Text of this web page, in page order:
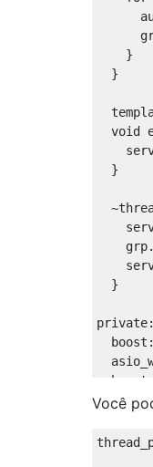
}
}
void
}
~
    grp
.
}
private:
  boost
  boost
};
Você